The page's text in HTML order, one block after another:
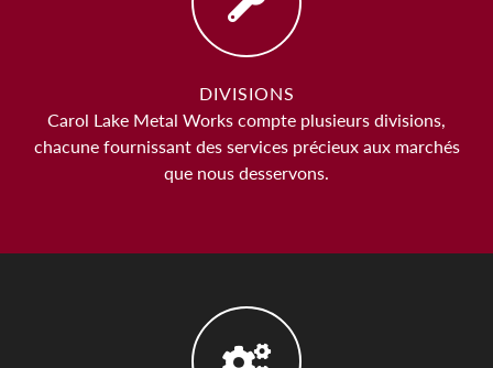
DIVISIONS
Carol Lake Metal Works compte plusieurs divisions,
chacune fournissant des services précieux aux marchés
que nous desservons.